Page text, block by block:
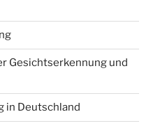
Gesichtserkennung und
in Deutschland